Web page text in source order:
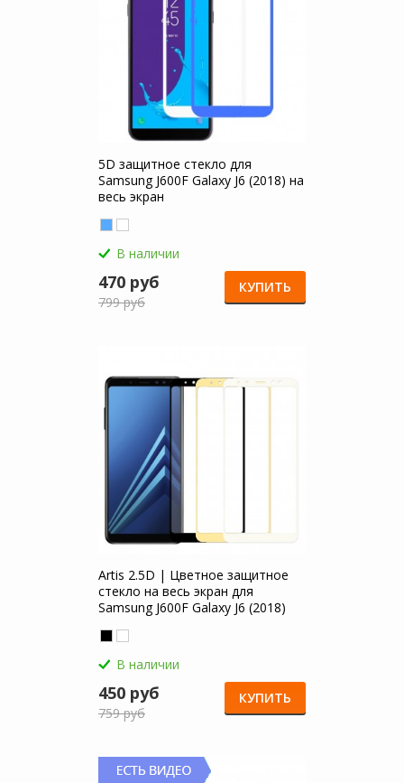
5D защитное стекло для
Samsung J600F Galaxy J6 (2018) на
весь экран
В наличии
470 руб
799 руб
КУПИТЬ
Artis 2.5D | Цветное защитное
стекло на весь экран для
Samsung J600F Galaxy J6 (2018)
В наличии
450 руб
759 руб
КУПИТЬ